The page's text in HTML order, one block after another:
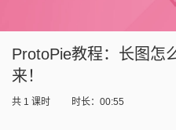
ProtoPie教程：长图怎
来！
共 1 课时 时长：00:55